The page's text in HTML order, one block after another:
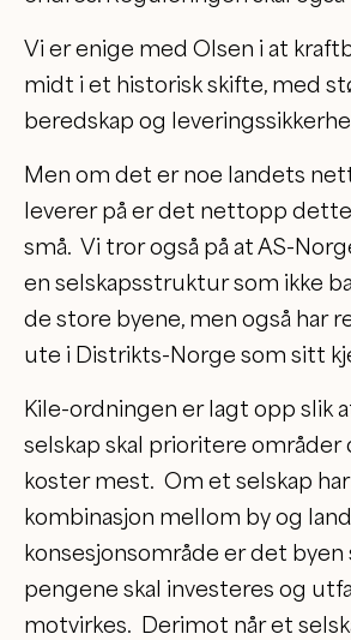
Vi er enige med Olsen i at
midt i et historisk skifte, med
beredskap og
Men om det er noe landets
leverer på er det nettopp
små. Vi tror også på at AS-
en selskapsstruktur som ikke
de store byene, men også har
ute i Distrikts-Norge som sitt
Kile-ordningen er lagt opp slik
selskap skal prioritere områder
koster mest. Om et selskap
kombinasjon mellom by og
konsesjonsområde er det byen
pengene skal investeres og
motvirkes. Derimot når et